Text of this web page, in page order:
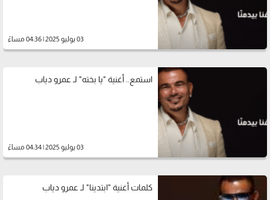
03 يوليو 2025 | 04:36 مساءً
استمع.. أغنية "يا بخته" لـ عمرو دياب
03 يوليو 2025 | 04:34 مساءً
كلمات أغنية "ابتدينا" لـ عمرو دياب